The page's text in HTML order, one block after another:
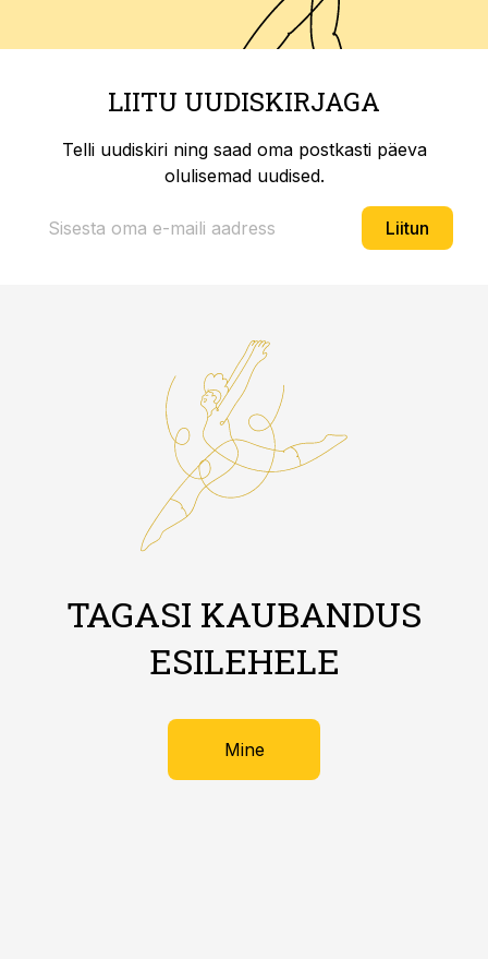
LIITU UUDISKIRJAGA
Telli uudiskiri ning saad oma postkasti päeva
olulisemad uudised.
Liitun
TAGASI KAUBANDUS
ESILEHELE
Mine